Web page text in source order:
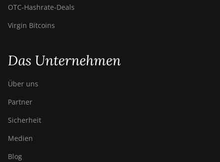
OTC‑Hashrate‑Deals
Virgin Bitcoins
Das Unternehmen
Über uns
Partner
Sicherheit
Medien
Blog